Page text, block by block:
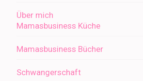
Über mich
Mamasbusiness Küche
Mamasbusiness Bücher
Schwangerschaft